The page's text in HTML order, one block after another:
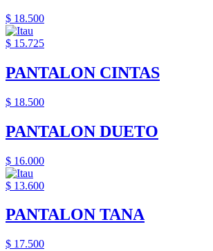
$ 18.500
$ 15.725
PANTALON CINTAS
$ 18.500
PANTALON DUETO
$ 16.000
$ 13.600
PANTALON TANA
$ 17.500